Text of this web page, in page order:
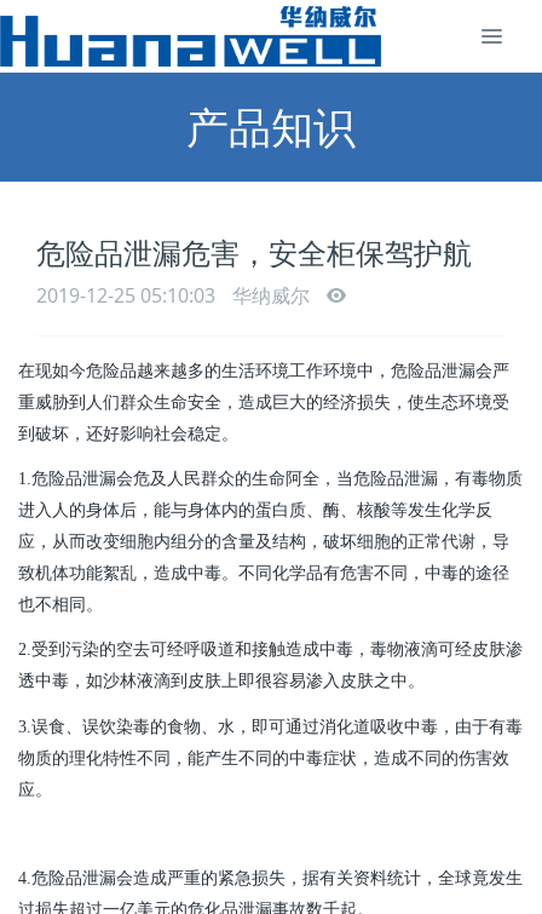
产品知识
危险品泄漏危害，安全柜保驾护航
2019-12-25 05:10:03 华纳威尔
在现如今危险品越来越多的生活环境工作环境中，危险品泄漏会严
重威胁到人们群众生命安全，造成巨大的经济损失，使生态环境受
到破坏，还好影响社会稳定。
1.危险品泄漏会危及人民群众的生命阿全，当危险品泄漏，有毒物质
进入人的身体后，能与身体内的蛋白质、酶、核酸等发生化学反
应，从而改变细胞内组分的含量及结构，破坏细胞的正常代谢，导
致机体功能絮乱，造成中毒。不同化学品有危害不同，中毒的途径
也不相同。
2.受到污染的空去可经呼吸道和接触造成中毒，毒物液滴可经皮肤渗
透中毒，如沙林液滴到皮肤上即很容易渗入皮肤之中。
3.误食、误饮染毒的食物、水，即可通过消化道吸收中毒，由于有毒
物质的理化特性不同，能产生不同的中毒症状，造成不同的伤害效
应。
4.危险品泄漏会造成严重的紧急损失，据有关资料统计，全球竟发生
过损失超过一亿美元的危化品泄漏事故数千起。